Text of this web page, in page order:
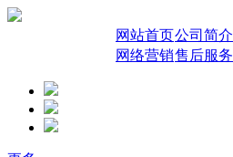
网站首页公司简介
网络营销售后服务